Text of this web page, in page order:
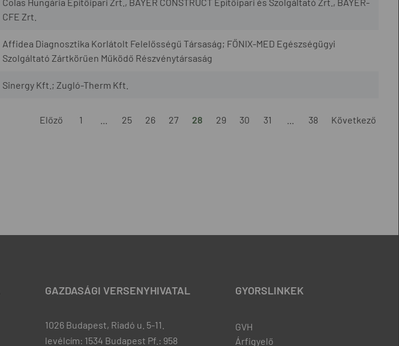
CFE Zrt.
Affidea Diagnosztika Korlátolt Felelősségű Társaság; FŐNIX-MED Egészségügyi
Szolgáltató Zártkörűen Működő Részvénytársaság
Sinergy Kft.; Zugló-Therm Kft.
Előző 1 25 26 27 28 29 30 31 38 Következő
GAZDASÁGI VERSENYHIVATAL
1026 Budapest, Riadó u. 5-11.
levélcím: 1534 Budapest Pf.: 958
GYORSLINKEK
GVH
Árfigyelő